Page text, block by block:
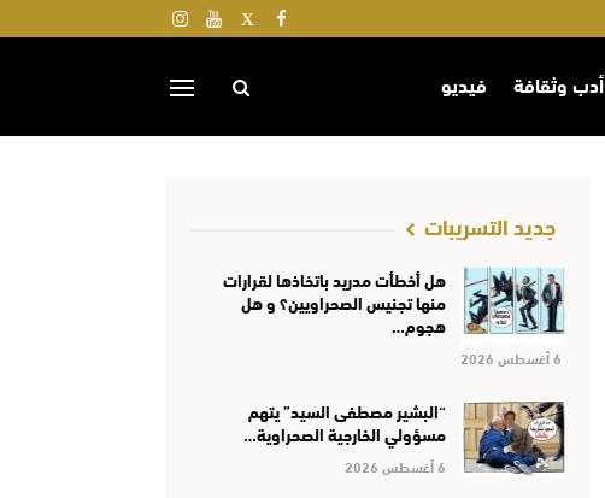
أدب وثقافة فيديو
جديد التسريبات
هل أخطأت مدريد باتخاذها لقرارات
منها تجنيس الصحراويين؟ و هل
هجوم…
6 أغسطس 2026
“البشير مصطفى السيد” يتهم
مسؤولي الخارجية الصحراوية…
6 أغسطس 2026